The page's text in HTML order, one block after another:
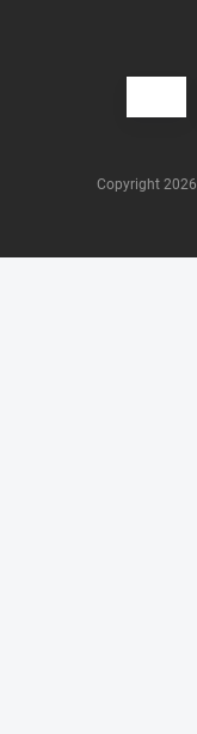
Copyright 2026